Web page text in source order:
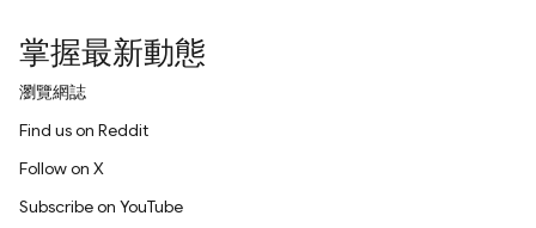
掌握最新動態
瀏覽網誌
Find us on Reddit
Follow on X
Subscribe on YouTube